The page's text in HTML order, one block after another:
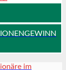
im